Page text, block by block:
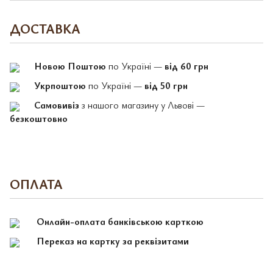
ДОСТАВКА
Новою Поштою по Україні — від 60 грн
Укрпоштою по Україні — від 50 грн
Самовивіз з нашого магазину у Львові —
безкоштовно
ОПЛАТА
Онлайн-оплата банківською карткою
Переказ на картку за реквізитами